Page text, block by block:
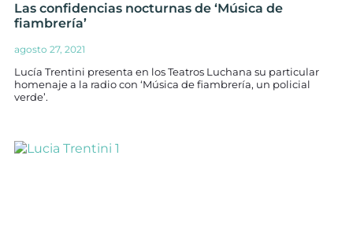
Las confidencias nocturnas de ‘Música de
fiambrería’
agosto 27, 2021
Lucía Trentini presenta en los Teatros Luchana su particular
homenaje a la radio con ‘Música de fiambrería, un policial
verde’.